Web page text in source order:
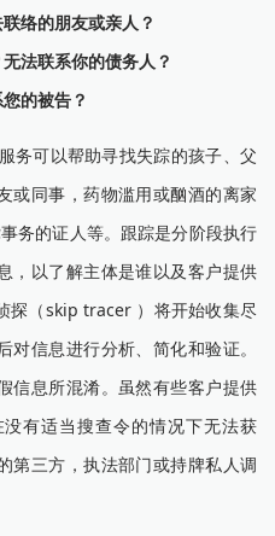
络的朋友或亲人？
法联系你的债务人？
的被告？
以帮助寻找失踪的孩子、父
或同事，药物滥用或酗酒的离家
务的证人等。跟踪是分阶段执行
，以了解主体是谁以及客户提供
探（skip tracer ）将开始收集尽
信息进行分析、简化和验证。
信息所混淆。虽然有些客户提供
有适当搜查令的情况下无法获
第三方，执法部门或持牌私人调